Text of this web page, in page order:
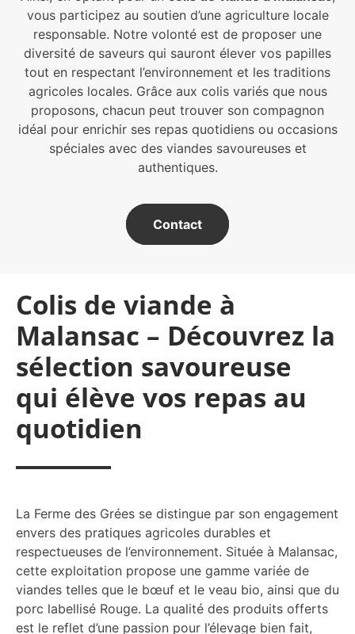
vous participez au soutien d’une agriculture locale
responsable. Notre volonté est de proposer une
diversité de saveurs qui sauront élever vos papilles
tout en respectant l’environnement et les traditions
agricoles locales. Grâce aux colis variés que nous
proposons, chacun peut trouver son compagnon
idéal pour enrichir ses repas quotidiens ou occasions
spéciales avec des viandes savoureuses et
authentiques.
Contact
Colis de viande à
Malansac – Découvrez la
sélection savoureuse
qui élève vos repas au
quotidien
La Ferme des Grées se distingue par son engagement
envers des pratiques agricoles durables et
respectueuses de l’environnement. Située à Malansac,
cette exploitation propose une gamme variée de
viandes telles que le bœuf et le veau bio, ainsi que du
porc labellisé Rouge. La qualité des produits offerts
est le reflet d’une passion pour l’élevage bien fait,